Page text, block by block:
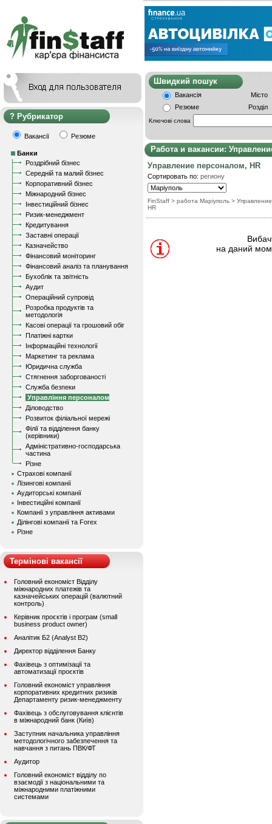
Рубрикатор
Вакансії Резюме
Банки
Роздрібний бізнес
Середній та малий бізнес
Корпоративний бізнес
Міжнародний бізнес
Інвестиційний бізнес
Ризик-менеджмент
Кредитування
Заставні операції
Казначейство
Фінансовий моніторинг
Фінансовий аналіз та планування
Бухоблік та звітність
Аудит
Операційний супровід
Розробка продуктів та
методологія
Касові операції та грошовий обіг
Платіжні картки
Інформаційні технології
Маркетинг та реклама
Юридична служба
Стягнення заборгованості
Служба безпеки
Управління персоналом
Діловодство
Розвиток філіальної мережі
Філії та відділення банку
(керівники)
Адміністративно-господарська
частина
Різне
Страхові компанії
Лізингові компанії
Аудиторські компанії
Інвестиційні компанії
Компанії з управління активами
Ділінгові компанії та Forex
Різне
Термінові вакансії
Головний економіст Відділу
міжнародних платежів та
казначейських операцій (валютний
контроль)
Керівник проєктів і програм (small
business product owner)
Аналітик Б2 (Analyst B2)
Директор відділення Банку
Фахівець з оптимізації та
автоматизації проєктів
Головний економіст управління
корпоративних кредитних ризиків
Департаменту ризик-менеджменту
Фахівець з обслуговування клієнтів
в міжнародний банк (Київ)
Заступник начальника управління
методологічного забезпечення та
навчання з питань ПВК/ФТ
Аудитор
Головний економіст відділу по
взаємодії з національними та
міжнародними платіжними
системами
Швидкий
Вакансія
Місто
Резюме
Розділ
Ключові слова
Работа и вакансии:
Управление персоналом, HR
Сортировать по: региону
FinStaff > работа Маріуполь >
HR
на даний